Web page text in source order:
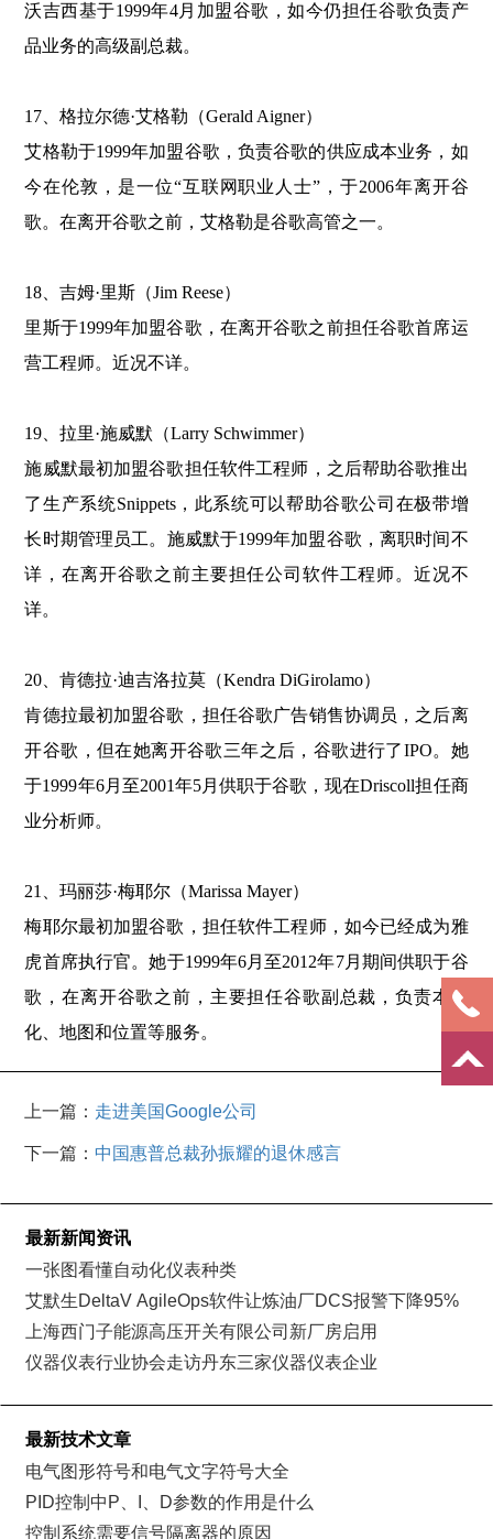
沃吉西基于1999年4月加盟谷歌，如今仍担任谷歌负责产
品业务的高级副总裁。
17、格拉尔德·艾格勒（Gerald Aigner）
艾格勒于1999年加盟谷歌，负责谷歌的供应成本业务，如
今在伦敦，是一位“互联网职业人士”，于2006年离开谷
歌。在离开谷歌之前，艾格勒是谷歌高管之一。
18、吉姆·里斯（Jim Reese）
里斯于1999年加盟谷歌，在离开谷歌之前担任谷歌首席运
营工程师。近况不详。
19、拉里·施威默（Larry Schwimmer）
施威默最初加盟谷歌担任软件工程师，之后帮助谷歌推出
了生产系统Snippets，此系统可以帮助谷歌公司在极带增
长时期管理员工。施威默于1999年加盟谷歌，离职时间不
详，在离开谷歌之前主要担任公司软件工程师。近况不
详。
20、肯德拉·迪吉洛拉莫（Kendra DiGirolamo）
肯德拉最初加盟谷歌，担任谷歌广告销售协调员，之后离
开谷歌，但在她离开谷歌三年之后，谷歌进行了IPO。她
于1999年6月至2001年5月供职于谷歌，现在Driscoll担任商
业分析师。
21、玛丽莎·梅耶尔（Marissa Mayer）
梅耶尔最初加盟谷歌，担任软件工程师，如今已经成为雅
虎首席执行官。她于1999年6月至2012年7月期间供职于谷
歌，在离开谷歌之前，主要担任谷歌副总裁，负责本地
化、地图和位置等服务。
上一篇： 走进美国Google公司
下一篇： 中国惠普总裁孙振耀的退休感言
最新新闻资讯
一张图看懂自动化仪表种类
艾默生DeltaV AgileOps软件让炼油厂DCS报警下降95%
上海西门子能源高压开关有限公司新厂房启用
仪器仪表行业协会走访丹东三家仪器仪表企业
最新技术文章
电气图形符号和电气文字符号大全
PID控制中P、I、D参数的作用是什么
控制系统需要信号隔离器的原因